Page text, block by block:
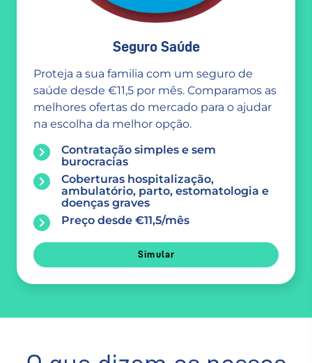
Seguro Saúde
Proteja a sua familia com um seguro de
saúde desde €11,5 por mês. Comparamos as
melhores ofertas do mercado para o ajudar
na escolha da melhor opção.
Contratação simples e sem
burocracias
Coberturas hospitalização,
ambulatório, parto, estomatologia e
doenças graves
Preço desde €11,5/mês
Simular